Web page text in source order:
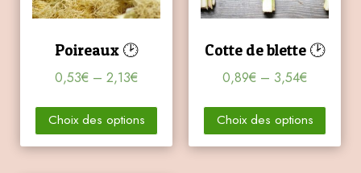
Poireaux 🕑
0,53€ – 2,13€
Choix des options
Cotte de blette 🕑
0,89€ – 3,54€
Choix des options